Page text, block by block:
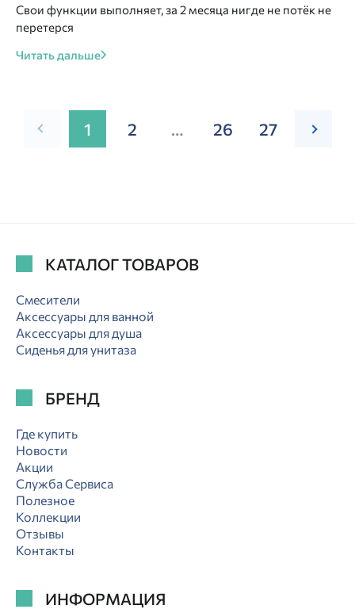
Свои функции выполняет, за 2 месяца нигде не потёк не
перетерся
Читать дальше
1 2 … 26 27
КАТАЛОГ ТОВАРОВ
Смесители
Аксессуары для ванной
Аксессуары для душа
Сиденья для унитаза
БРЕНД
Где купить
Новости
Акции
Служба Сервиса
Полезное
Коллекции
Отзывы
Контакты
ИНФОРМАЦИЯ